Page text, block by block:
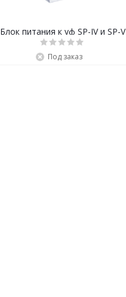
Блок питания к уф SP-IV и SP-V
Под заказ